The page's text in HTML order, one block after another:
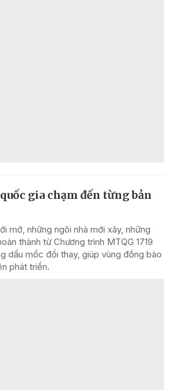
gia chạm đến từng bản
mở, những ngôi nhà mới xây, những
thành từ Chương trình MTQG 1719
dấu mốc đổi thay, giúp vùng đồng bào
phát triển.